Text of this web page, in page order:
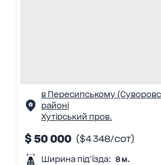
в Пересипському
районі
Хутірський пров.
$ 50 000 ($4 348/сот)
Ширина під'їзда: 8 м.